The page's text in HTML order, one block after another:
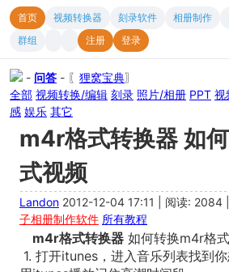
首页 视频转换器 刻录软件 相册制作
群组
注册 登录
- 问答 - 〖 狸窝宝典〗
全部 视频转换/编辑 刻录 照片/相册 PPT 视
感 娱乐 其它
m4r格式转换器 如
式视频
Landon 2012-12-04 17:11 阅读: 2084
子相册制作软件 所有教程
m4r格式转换器 如何转换m4r格
1. 打开itunes，进入音乐列表找到你